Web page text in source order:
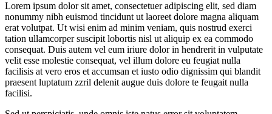
Lorem ipsum dolor sit amet, consectetuer adipiscing elit, sed diam
nonummy nibh euismod tincidunt ut laoreet dolore magna aliquam
erat volutpat. Ut wisi enim ad minim veniam, quis nostrud exerci
tation ullamcorper suscipit lobortis nisl ut aliquip ex ea commodo
consequat. Duis autem vel eum iriure dolor in hendrerit in vulputate
velit esse molestie consequat, vel illum dolore eu feugiat nulla
facilisis at vero eros et accumsan et iusto odio dignissim qui blandit
praesent luptatum zzril delenit augue duis dolore te feugait nulla
facilisi.